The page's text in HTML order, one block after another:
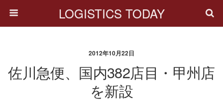
LOGISTICS TODAY
2012年10月22日
佐川急便、国内382店目・甲州店
を新設